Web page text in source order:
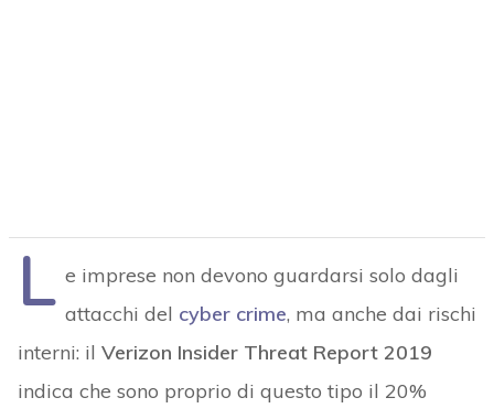
L e imprese non devono guardarsi solo dagli
attacchi del cyber crime, ma anche dai rischi
interni: il Verizon Insider Threat Report 2019
indica che sono proprio di questo tipo il 20%